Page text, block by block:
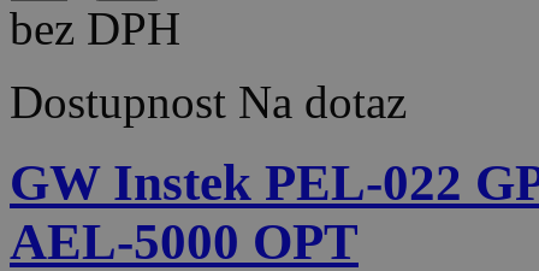
bez DPH
Dostupnost Na dotaz
GW Instek PEL-022
AEL-5000 OPT